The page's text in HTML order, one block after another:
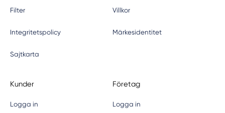
Filter Villkor
Integritetspolicy Märkesidentitet
Sajtkarta
Kunder
Logga in
Företag
Logga in